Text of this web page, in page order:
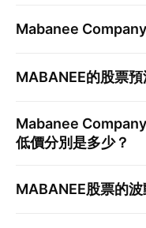
Mabanee
MABANEE的股票預
Mabanee
低價分別是多少？
MABANEE股票的